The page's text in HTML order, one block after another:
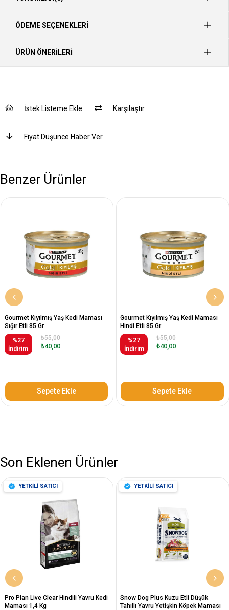
ÖDEME SEÇENEKLERI
ÜRÜN ÖNERILERI
İstek Listeme Ekle Karşılaştır
Fiyat Düşünce Haber Ver
Benzer Ürünler
Gourmet Kıyılmış Yaş Kedi Maması
Sığır Etli 85 Gr
%27
İndirim
₺40,00
₺55,00
Sepete Ekle
Gourmet Kıyılmış Yaş Kedi Maması
Hindi Etli 85 Gr
%27
İndirim
₺40,00
₺55,00
Sepete Ekle
Son Eklenen Ürünler
Pro Plan Live Clear Hindili Yavru Kedi
Maması 1,4 Kg
YETKİLİ SATICI
Snow Dog Plus Kuzu Etli Düşük
Tahıllı Yavru Yetişkin Köpek Maması
YETKİLİ SATICI